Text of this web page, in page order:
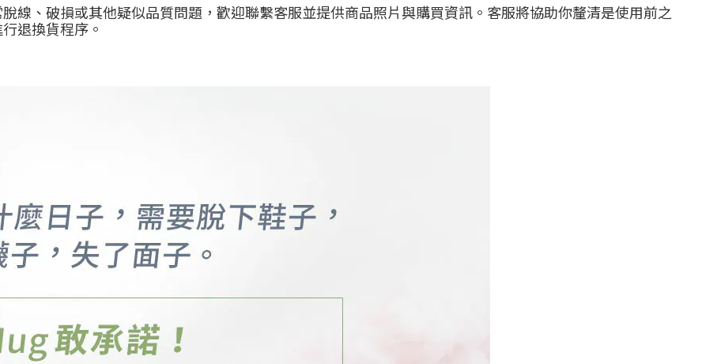
線、破損或其他疑似品質問題，歡迎聯繫客服並提供商品照片與購買資訊。客服將協助你釐清是使用前之
退換貨程序。